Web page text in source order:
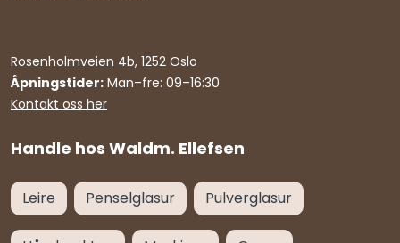
Handle hos Waldm. Ellefsen
Rosenholmveien 4b, 1252 Oslo
Åpningstider: Man–fre: 09–16:30
Kontakt oss her
Leire Penselglasur Pulverglasur